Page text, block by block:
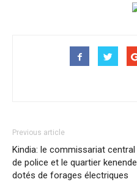
Previous article
Kindia: le commissariat central
de police et le quartier kenende
dotés de forages électriques